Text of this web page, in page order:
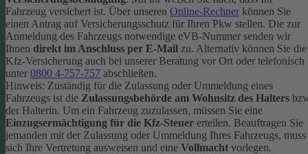
Fahrzeug versichert ist. Über unseren Online-Rechner können Sie
einen Antrag auf Versicherungsschutz für Ihren Pkw stellen. Die zur
Anmeldung des Fahrzeugs notwendige eVB-Nummer senden wir
Ihnen direkt im Anschluss per E-Mail zu. Alternativ können Sie die
Kfz-Versicherung auch bei unserer Beratung vor Ort oder telefonisch
unter 0800 4-757-757 abschließen.
Hinweis: Zuständig für die Zulassung oder Ummeldung eines
Fahrzeugs ist die Zulassungsbehörde am Wohnsitz des Halters
der Halterin. Um ein Fahrzeug zuzulassen, müssen Sie eine
Einzugsermächtigung für die Kfz-Steuer erteilen. Beauftragen Sie
jemanden mit der Zulassung oder Ummeldung Ihres Fahrzeugs, muss
sich Ihre Vertretung ausweisen und eine Vollmacht vorlegen.